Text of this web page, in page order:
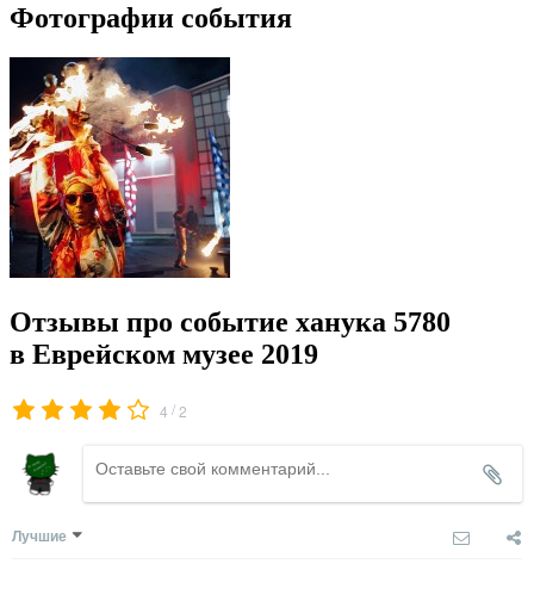
Фотографии события
Отзывы про событие ханука 5780
в Еврейском музее 2019
4 /2
Лучшие